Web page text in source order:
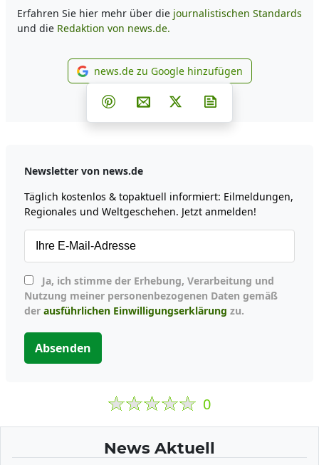
Erfahren Sie hier mehr über die journalistischen Standards
und die Redaktion von news.de.
news.de zu Google
news.de zu Google hinzufügen
Teilen auf Facebook
Teilen auf Whatsapp
Teilen auf Telegram
Teilen auf Pinterest
Per E-Mail teilen
Post auf X
Newsletter von news.de
Täglich kostenlos & topaktuell informiert: Eilmeldungen,
Regionales und Weltgeschehen. Jetzt anmelden!
Nutzung meiner personenbezogenen Daten gemäß
der ausführlichen Einwilligungserklärung zu.
Absenden
0
News Aktuell